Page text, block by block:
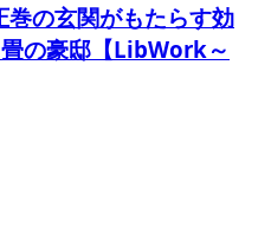
の玄関がもたらす効
の豪邸【LibWork～